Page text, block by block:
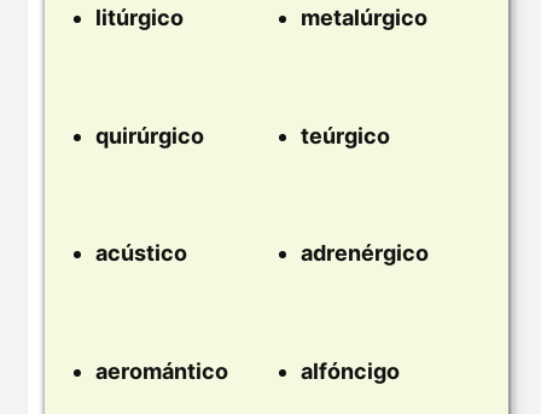
litúrgico metalúrgico
quirúrgico teúrgico
acústico adrenérgico
aeromántico alfóncigo